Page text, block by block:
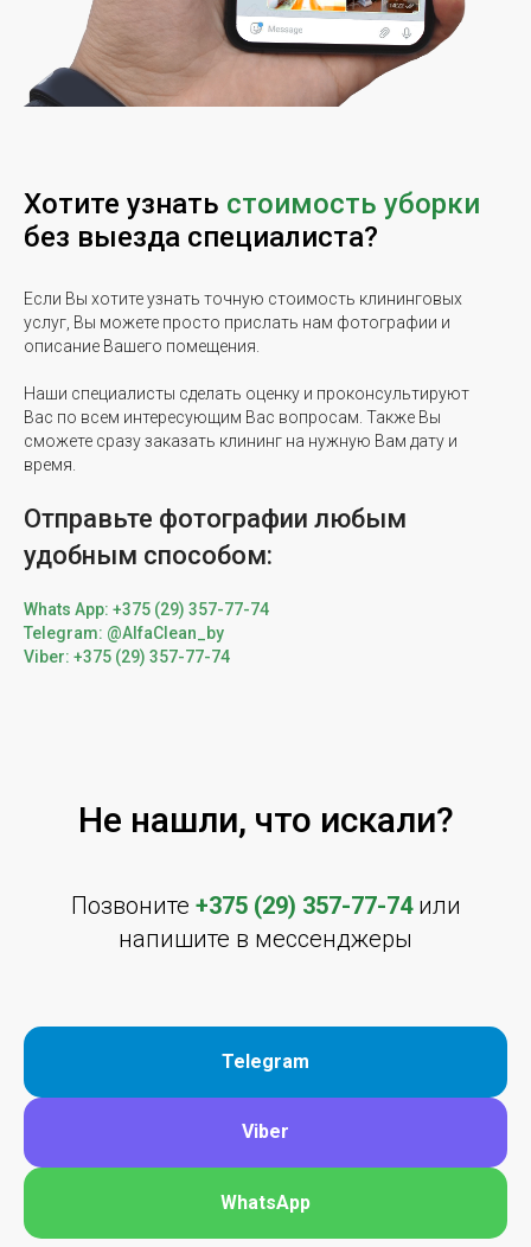
Хотите узнать стоимость уборки
без выезда специалиста?
Если Вы хотите узнать точную стоимость клининговых
услуг, Вы можете просто прислать нам фотографии и
описание Вашего помещения.
Наши специалисты сделать оценку и проконсультируют
Вас по всем интересующим Вас вопросам. Также Вы
сможете сразу заказать клининг на нужную Вам дату и
время.
Отправьте фотографии любым
удобным способом:
Whats App: +375 (29) 357-77-74
Telegram: @AlfaClean_by
Viber: +375 (29) 357-77-74
Не нашли, что искали?
Позвоните +375 (29) 357-77-74 или
напишите в мессенджеры
Telegram
Viber
WhatsApp